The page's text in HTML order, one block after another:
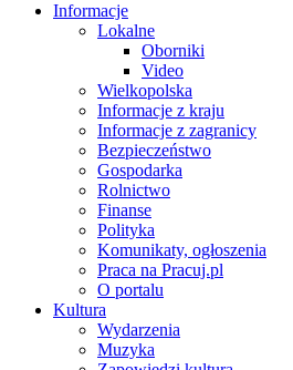
Informacje
Lokalne
Oborniki
Video
Wielkopolska
Informacje z kraju
Informacje z zagranicy
Bezpieczeństwo
Gospodarka
Rolnictwo
Finanse
Polityka
Komunikaty, ogłoszenia
Praca na Pracuj.pl
O portalu
Kultura
Wydarzenia
Muzyka